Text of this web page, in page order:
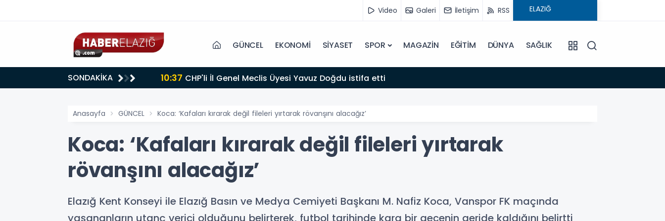
Video Galeri İletişim RSS
GÜNCEL EKONOMİ SİYASET SPOR MAGAZİN EĞİTİM DÜNYA SAĞLIK
SONDAKİKA 10:37 CHP'li İl Genel Meclis Üyesi Yavuz Doğdu istifa etti
Anasayfa GÜNCEL Koca: ‘Kafaları kırarak değil fileleri yırtarak rövanşını alacağız’
Koca: ‘Kafaları kırarak değil fileleri yırtarak
rövanşını alacağız’
Elazığ Kent Konseyi ile Elazığ Basın ve Medya Cemiyeti Başkanı M. Nafiz Koca, Vanspor FK maçında
yaşananların utanç verici olduğunu belirterek, futbol tarihinde kara bir gecenin geride kaldığını belirtti